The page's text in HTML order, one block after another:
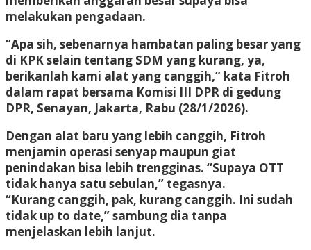
melakukan pengadaan.
“Apa sih, sebenarnya hambatan paling besar yang
di KPK selain tentang SDM yang kurang, ya,
berikanlah kami alat yang canggih,” kata Fitroh
dalam rapat bersama Komisi III DPR di gedung
DPR, Senayan, Jakarta, Rabu (28/1/2026).
Dengan alat baru yang lebih canggih, Fitroh
menjamin operasi senyap maupun giat
penindakan bisa lebih trengginas. “Supaya OTT
tidak hanya satu sebulan,” tegasnya.
“Kurang canggih, pak, kurang canggih. Ini sudah
tidak up to date,” sambung dia tanpa
menjelaskan lebih lanjut.